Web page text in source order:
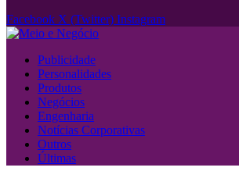
Facebook X (Twitter) Instagram
Publicidade
Personalidades
Produtos
Negócios
Engenharia
Notícias Corporativas
Outros
Últimas